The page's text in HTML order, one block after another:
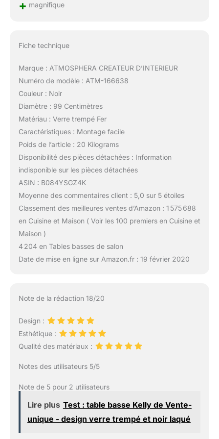
+ magnifique
Fiche technique
Marque : ATMOSPHERA CREATEUR D’INTERIEUR
Numéro de modèle : ATM-166638
Couleur : Noir
Diamètre : 99 Centimètres
Matériau : Verre trempé Fer
Caractéristiques : Montage facile
Poids de l’article : 20 Kilograms
Disponibilité des pièces détachées : Information
indisponible sur les pièces détachées
ASIN : B084YSGZ4K
Moyenne des commentaires client : 5,0 sur 5 étoiles
Classement des meilleures ventes d’Amazon : 1 575 688
en Cuisine et Maison ( Voir les 100 premiers en Cuisine et
Maison )
4 204 en Tables basses de salon
Date de mise en ligne sur Amazon.fr : 19 février 2020
Note de la rédaction 18/20
Design :
Esthétique :
Qualité des matériaux :
Notes des utilisateurs 5/5
Note de 5 pour 2 utilisateurs
Lire plus Test : table basse Kelly de Vente-
unique - design verre trempé et noir laqué